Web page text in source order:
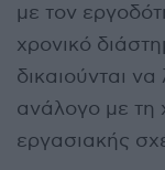
με τον
χρονικό
δικαιούνται
ανάλογο με τη
εργασιακής